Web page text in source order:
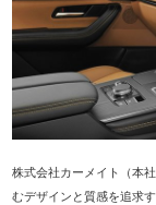
株式会社カーメイト（本
むデザインと質感を追求